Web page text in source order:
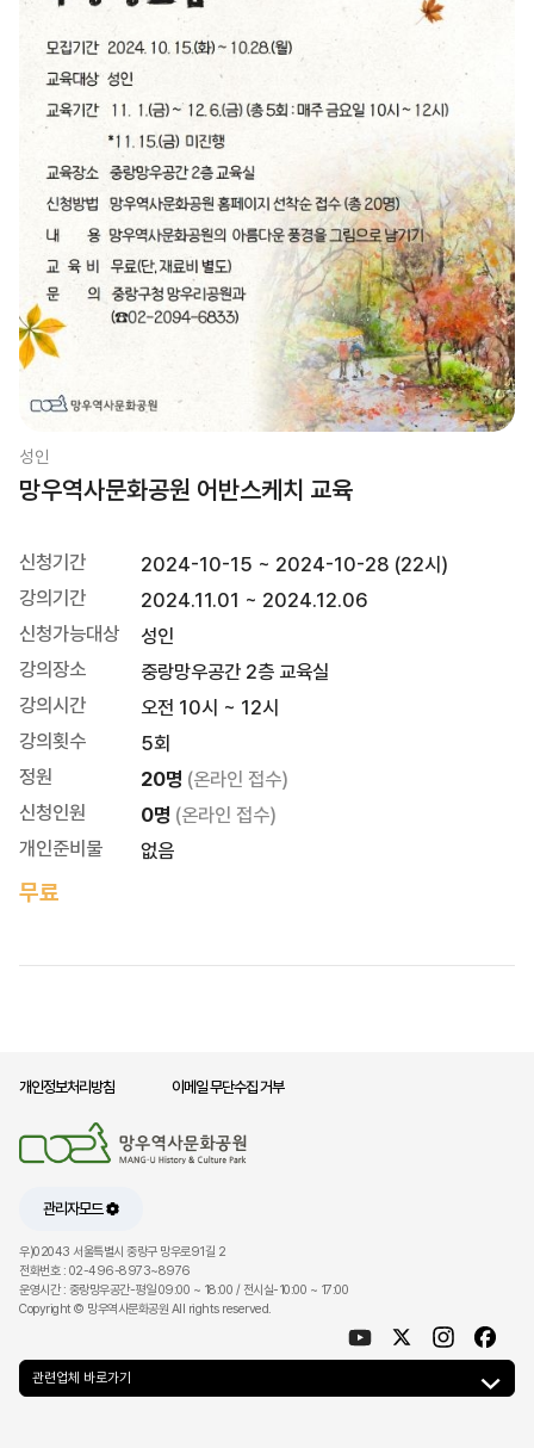
성인
망우역사문화공원 어반스케치 교육
신청기간
2024-10-15 ~ 2024-10-28 (22시)
강의기간
2024.11.01 ~ 2024.12.06
신청가능대상
성인
강의장소
중랑망우공간 2층 교육실
강의시간
오전 10시 ~ 12시
강의횟수
5회
정원
20명 (온라인 접수)
신청인원
0명 (온라인 접수)
개인준비물
없음
무료
개인정보처리방침 이메일 무단수집 거부
관리자모드
우)02043 서울특별시 중랑구 망우로91길 2
전화번호 : 02-496-8973~8976
운영시간 : 중랑망우공간-평일 09:00 ~ 18:00 / 전시실-10:00 ~ 17:00
Copyright © 망우역사문화공원 All rights reserved.
관련업체 바로가기